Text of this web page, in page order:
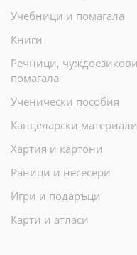
Учебници и помагала
Книги
Речници, чуждоезикови
помагала
Ученически пособия
Канцеларски материали
Хартия и картони
Раници и несесери
Игри и подаръци
Карти и атласи